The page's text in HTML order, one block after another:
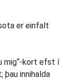
er einfalt
mig“-kort efst í
þau innihalda